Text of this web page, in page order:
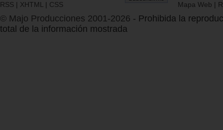
RSS | XHTML | CSS Mapa Web |
© Majo Producciones 2001-2026 - Prohibida la
total de la información mostrada